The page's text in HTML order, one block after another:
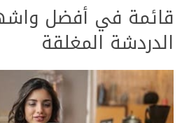
قائمة في أفضل
الدردشة المغلقة